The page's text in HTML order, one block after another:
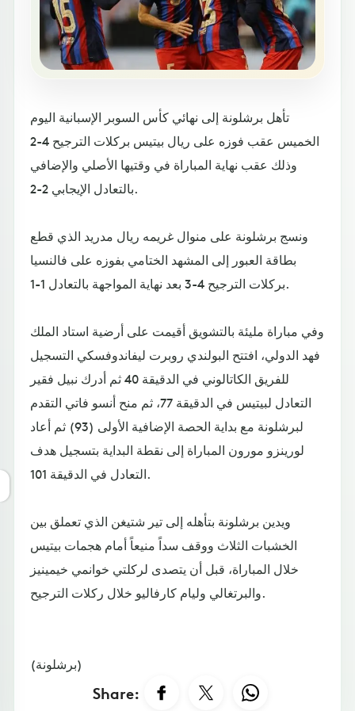
تأهل برشلونة إلى نهائي كأس السوبر الإسبانية اليوم
الخميس عقب فوزه على ريال بيتيس بركلات الترجيح 4-2
وذلك عقب نهاية المباراة في وقتيها الأصلي والإضافي
بالتعادل الإيجابي 2-2.
ونسج برشلونة على منوال غريمه ريال مدريد الذي قطع
بطاقة العبور إلى المشهد الختامي بفوزه على فالنسيا
بركلات الترجيح 4-3 بعد نهاية المواجهة بالتعادل 1-1.
وفي مباراة مليئة بالتشويق أقيمت على أرضية استاد الملك
فهد الدولي، افتتح البولندي روبرت ليفاندوفسكي التسجيل
للفريق الكاتالوني في الدقيقة 40 ثم أدرك نبيل فقير
التعادل لبيتيس في الدقيقة 77، ثم منح أنسو فاتي التقدم
لبرشلونة مع بداية الحصة الإضافية الأولى (93) ثم أعاد
لورينزو مورون المباراة إلى نقطة البداية بتسجيل هدف
التعادل في الدقيقة 101.
ويدين برشلونة بتأهله إلى تير شتيغن الذي تعملق بين
الخشبات الثلاث ووقف سداً منيعاً أمام هجمات بيتيس
خلال المباراة، قبل أن يتصدى لركلتي خوانمي خيمينيز
والبرتغالي وليام كارفاليو خلال ركلات الترجيح.
(برشلونة)
Share: